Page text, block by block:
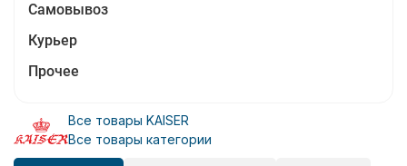
Самовывоз
Курьер
Прочее
Все товары KAISER
Все товары категории